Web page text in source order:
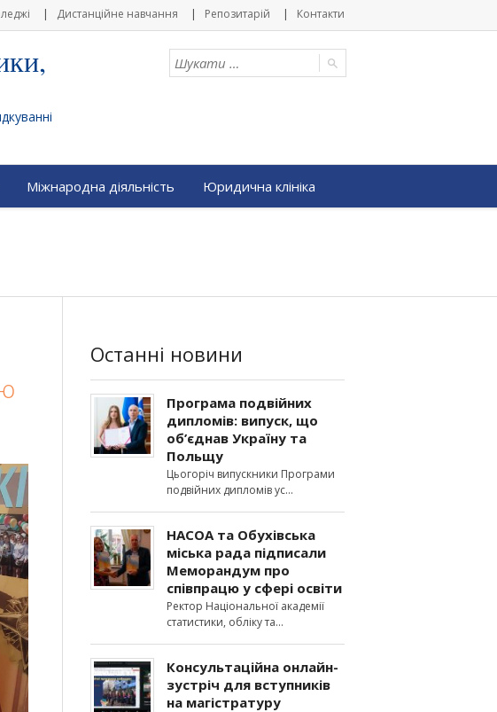
Дистанційне навчання Репозитарій Контакти
Міжнародна діяльність Юридична клініка
Останні новини
Програма подвійних
дипломів: випуск, що
об’єднав Україну та
Польщу
Цьогоріч випускники Програми
подвійних дипломів ус
НАСОА та Обухівська
міська рада підписали
Меморандум про
співпрацю у сфері освіти
Ректор Національної академії
статистики, обліку та
Консультаційна онлайн-
зустріч для вступників
на магістратуру